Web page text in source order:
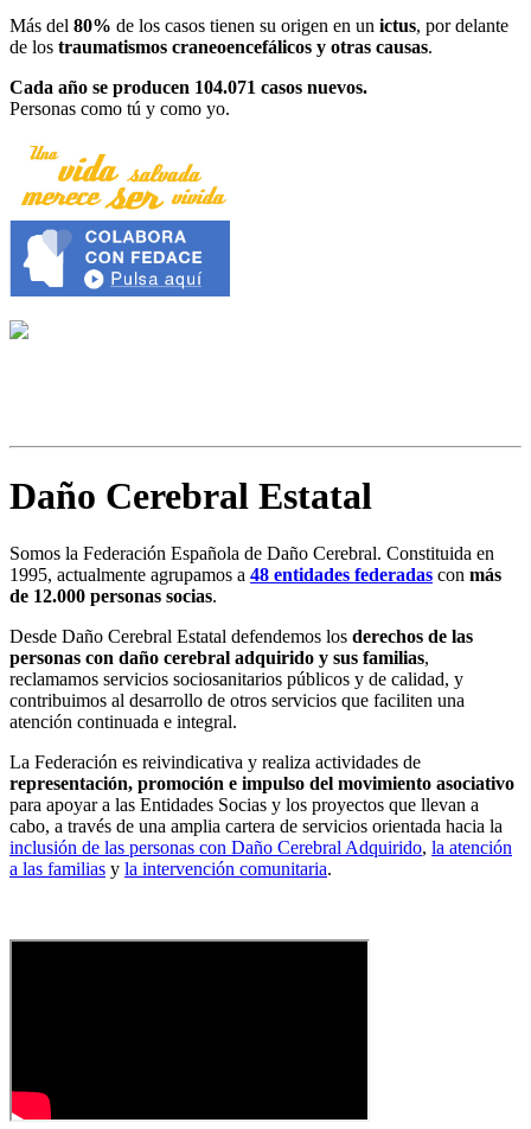
Más del 80% de los casos tienen su origen en un ictus, por delante
de los traumatismos craneoencefálicos y otras causas.
Cada año se producen 104.071 casos nuevos.
Personas como tú y como yo.
Daño Cerebral Estatal
Somos la Federación Española de Daño Cerebral. Constituida en
1995, actualmente agrupamos a 48 entidades federadas con más
de 12.000 personas socias.
Desde Daño Cerebral Estatal defendemos los derechos de las
personas con daño cerebral adquirido y sus familias,
reclamamos servicios sociosanitarios públicos y de calidad, y
contribuimos al desarrollo de otros servicios que faciliten una
atención continuada e integral.
La Federación es reivindicativa y realiza actividades de
representación, promoción e impulso del movimiento asociativo
para apoyar a las Entidades Socias y los proyectos que llevan a
cabo, a través de una amplia cartera de servicios orientada hacia la
inclusión de las personas con Daño Cerebral Adquirido, la atención
a las familias y la intervención comunitaria.